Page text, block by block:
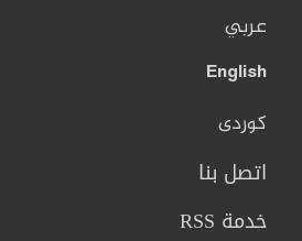
عربي
English
کوردی
اتصل بنا
خدمة RSS